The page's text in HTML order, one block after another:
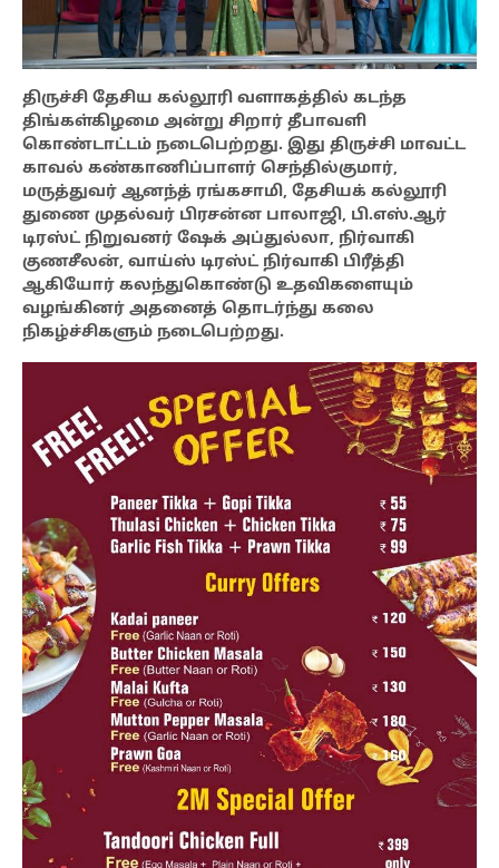
திருச்சி தேசிய கல்லூரி வளாகத்தில் கடந்த
திங்கள்கிழமை அன்று சிறார் தீபாவளி
கொண்டாட்டம் நடைபெற்றது. இது திருச்சி மாவட்ட
காவல் கண்காணிப்பாளர் செந்தில்குமார்,
மருத்துவர் ஆனந்த் ரங்கசாமி, தேசியக் கல்லூரி
துணை முதல்வர் பிரசன்ன பாலாஜி, பி.எஸ்.ஆர்
டிரஸ்ட் நிறுவனர் ஷேக் அப்துல்லா, நிர்வாகி
குணசீலன், வாய்ஸ் டிரஸ்ட் நிர்வாகி பிரீத்தி
ஆகியோர் கலந்துகொண்டு உதவிகளையும்
வழங்கினர் அதனைத் தொடர்ந்து கலை
நிகழ்ச்சிகளும் நடைபெற்றது.